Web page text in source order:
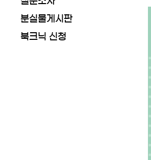
분실물게시판
북크닉 신청